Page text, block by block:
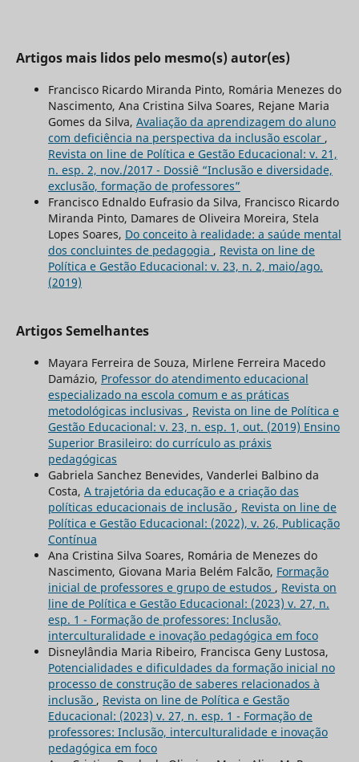
Artigos mais lidos pelo mesmo(s) autor(es)
Francisco Ricardo Miranda Pinto, Romária Menezes do
Nascimento, Ana Cristina Silva Soares, Rejane Maria
Gomes da Silva, Avaliação da aprendizagem do aluno
com deficiência na perspectiva da inclusão escolar ,
Revista on line de Política e Gestão Educacional: v. 21,
n. esp. 2, nov./2017 - Dossiê “Inclusão e diversidade,
exclusão, formação de professores”
Francisco Ednaldo Eufrasio da Silva, Francisco Ricardo
Miranda Pinto, Damares de Oliveira Moreira, Stela
Lopes Soares, Do conceito à realidade: a saúde mental
dos concluintes de pedagogia , Revista on line de
Política e Gestão Educacional: v. 23, n. 2, maio/ago.
(2019)
Artigos Semelhantes
Mayara Ferreira de Souza, Mirlene Ferreira Macedo
Damázio, Professor do atendimento educacional
especializado na escola comum e as práticas
metodológicas inclusivas , Revista on line de Política e
Gestão Educacional: v. 23, n. esp. 1, out. (2019) Ensino
Superior Brasileiro: do currículo as práxis
pedagógicas
Gabriela Sanchez Benevides, Vanderlei Balbino da
Costa, A trajetória da educação e a criação das
políticas educacionais de inclusão , Revista on line de
Política e Gestão Educacional: (2022), v. 26, Publicação
Contínua
Ana Cristina Silva Soares, Romária de Menezes do
Nascimento, Giovana Maria Belém Falcão, Formação
inicial de professores e grupo de estudos , Revista on
line de Política e Gestão Educacional: (2023) v. 27, n.
esp. 1 - Formação de professores: Inclusão,
interculturalidade e inovação pedagógica em foco
Disneylândia Maria Ribeiro, Francisca Geny Lustosa,
Potencialidades e dificuldades da formação inicial no
processo de construção de saberes relacionados à
inclusão , Revista on line de Política e Gestão
Educacional: (2023) v. 27, n. esp. 1 - Formação de
professores: Inclusão, interculturalidade e inovação
pedagógica em foco